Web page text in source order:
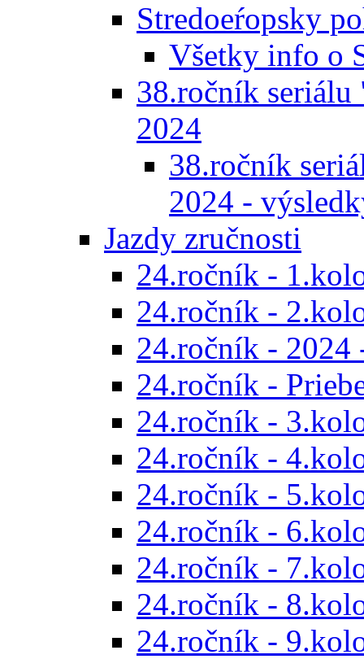
Stredoeŕopsky
Všetky info o
38.ročník
2024
38.ročník
2024 -
Jazdy zručnosti
24.ročník -
24.ročník -
24.ročník - 2024
24.ročník -
24.ročník -
24.ročník -
24.ročník -
24.ročník -
24.ročník -
24.ročník -
24.ročník -